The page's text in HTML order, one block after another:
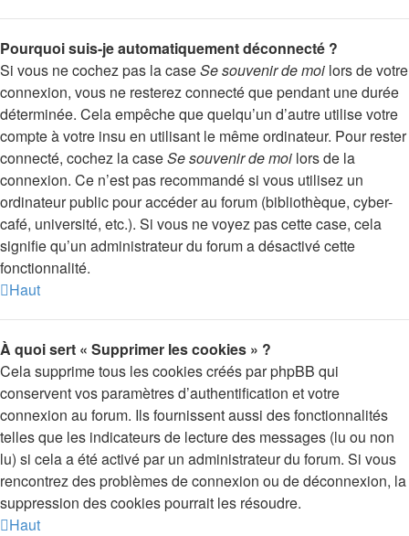
Pourquoi suis-je automatiquement déconnecté ?
Si vous ne cochez pas la caseSe souvenir de moi lors de votre
connexion, vous ne resterez connecté que pendant une durée
déterminée. Cela empêche que quelqu’un d’autre utilise votre
compte à votre insu en utilisant le même ordinateur. Pour rester
connecté, cochez la caseSe souvenir de moi lors de la
connexion. Ce n’est pas recommandé si vous utilisez un
ordinateur public pour accéder au forum (bibliothèque, cyber-
café, université, etc.). Si vous ne voyez pas cette case, cela
signifie qu’un administrateur du forum a désactivé cette
fonctionnalité.
Haut
À quoi sert « Supprimer les cookies » ?
Cela supprime tous les cookies créés par phpBB qui
conservent vos paramètres d’authentification et votre
connexion au forum. Ils fournissent aussi des fonctionnalités
telles que les indicateurs de lecture des messages (lu ou non
lu) si cela a été activé par un administrateur du forum. Si vous
rencontrez des problèmes de connexion ou de déconnexion, la
suppression des cookies pourrait les résoudre.
Haut